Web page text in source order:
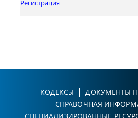
Регистрация
КОДЕКСЫ
ДОКУМЕНТЫ
СПРАВОЧНАЯ
СПЕЦИАЛИЗИРОВАННЫЕ